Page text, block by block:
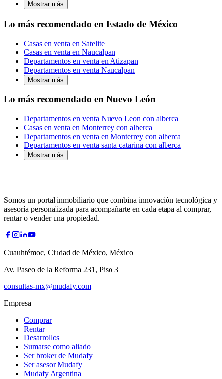
Mostrar más
Lo más recomendado en Estado de México
Casas en venta en Satelite
Casas en venta en Naucalpan
Departamentos en venta en Atizapan
Departamentos en venta Naucalpan
Mostrar más
Lo más recomendado en Nuevo León
Departamentos en venta Nuevo Leon con alberca
Casas en venta en Monterrey con alberca
Departamentos en venta en Monterrey con alberca
Departamentos en venta santa catarina con alberca
Mostrar más
Somos un portal inmobiliario que combina innovación tecnológica y
asesoría personalizada para acompañarte en cada etapa al comprar,
rentar o vender una propiedad.
Cuauhtémoc, Ciudad de México, México
Av. Paseo de la Reforma 231, Piso 3
consultas-mx@mudafy.com
Empresa
Comprar
Rentar
Desarrollos
Sumarse como aliado
Ser broker de Mudafy
Ser asesor Mudafy
Mudafy Argentina